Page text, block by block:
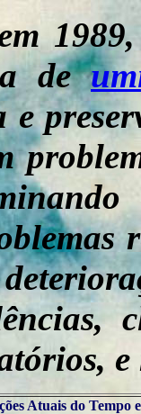
de
e
Atuais do Tempo